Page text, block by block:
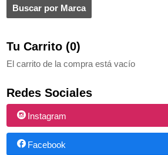
Tu Carrito (0)
El carrito de la compra está vacío
Redes Sociales
Instagram
Facebook